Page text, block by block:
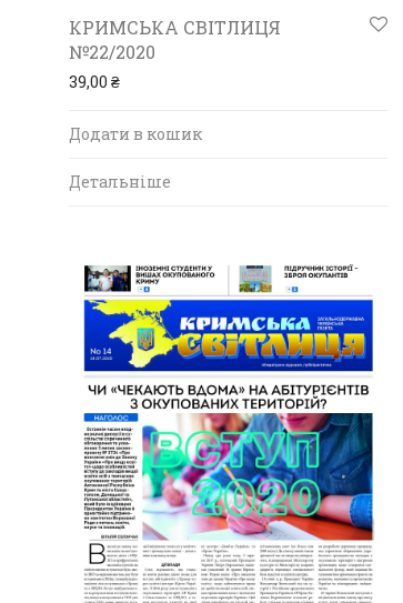
КРИМСЬКА СВІТЛИЦЯ
№22/2020
39,00 ₴
Додати в кошик
Детальніше